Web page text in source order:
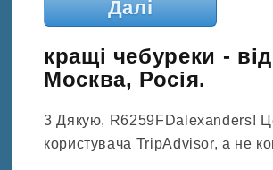
Далі
кращі чебуреки -
Москва, Росія.
3 Дякую, R6259FDalexanders!
користувача TripAdvisor, а не